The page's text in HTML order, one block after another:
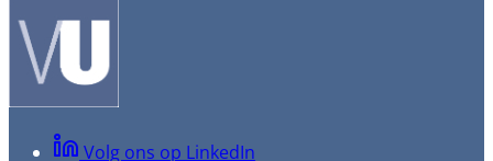
Volg ons op LinkedIn